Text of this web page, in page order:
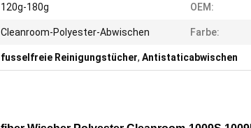
120g-180g OEM:
Cleanroom-Polyester-Abwischen Farbe:
fusselfreie Reinigungstücher, Antistaticabwischen